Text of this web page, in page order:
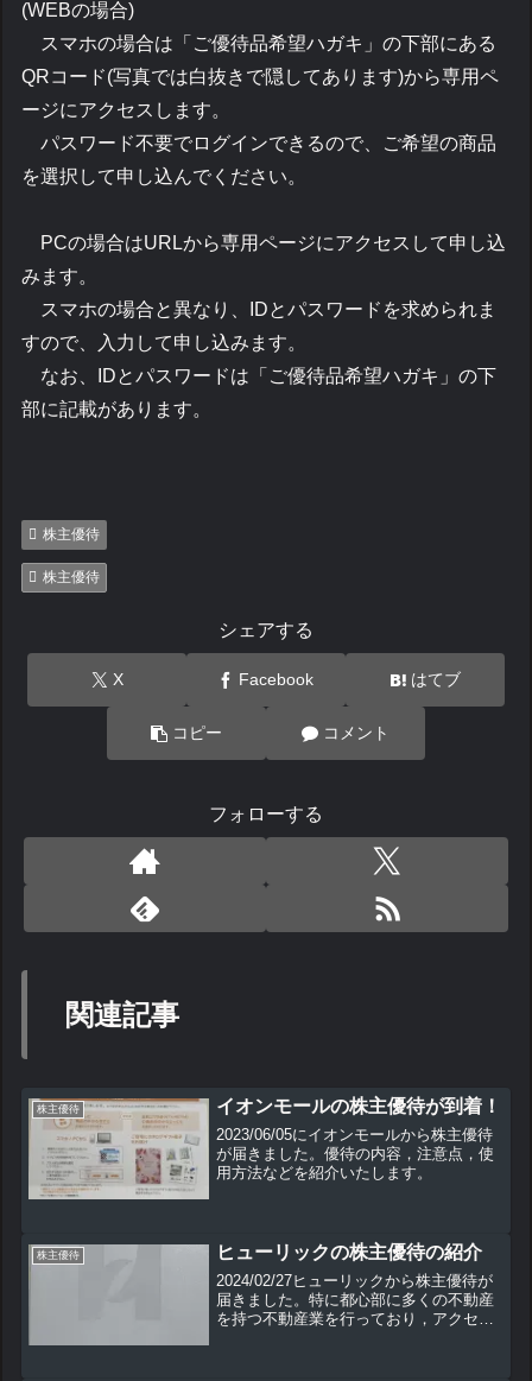
(WEBの場合)
スマホの場合は「ご優待品希望ハガキ」の下部にある
QRコード(写真では白抜きで隠してあります)から専用ペ
ージにアクセスします。
パスワード不要でログインできるので、ご希望の商品
を選択して申し込んでください。
PCの場合はURLから専用ページにアクセスして申し込
みます。
スマホの場合と異なり、IDとパスワードを求められま
すので、入力して申し込みます。
なお、IDとパスワードは「ご優待品希望ハガキ」の下
部に記載があります。
株主優待
株主優待
シェアする
X Facebook はてブ
コピー コメント
フォローする
関連記事
株主優待 イオンモールの株主優待が到着！
2023/06/05にイオンモールから株主優待
が届きました。優待の内容，注意点，使
用方法などを紹介いたします。
株主優待 ヒューリックの株主優待の紹介
2024/02/27ヒューリックから株主優待が
届きました。特に都心部に多くの不動産
を持つ不動産業を行っており，アクセス